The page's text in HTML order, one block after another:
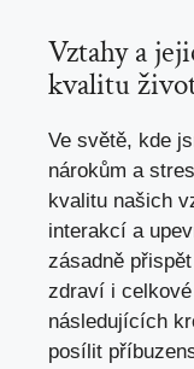
Vztahy a
kvalitu
Ve světě, kde
nárokům a
kvalitu našich
interakcí a
zásadně
zdraví i
následujících
posílit